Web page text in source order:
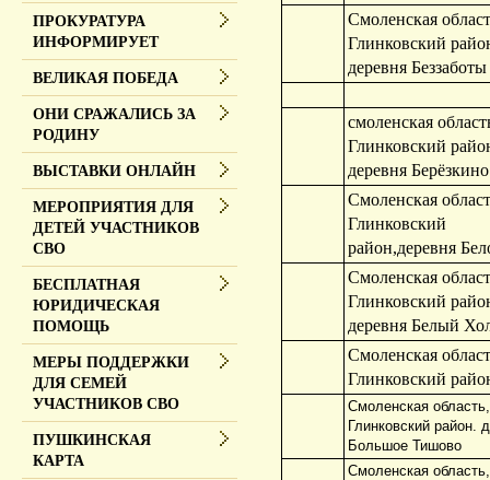
Смоленская
Глинковский
деревня Беззаботы
смоленская
Глинковский
деревня Берёзкино
Смоленская
Глинковский
район,деревня
Смоленская
Глинковский
деревня Белый
Смоленская
Глинковский
Смоленская область,
Глинковский район.
Большое Тишово
Смоленская область,
ПРОКУРАТУРА
ИНФОРМИРУЕТ
ВЕЛИКАЯ ПОБЕДА
ОНИ СРАЖАЛИСЬ ЗА
РОДИНУ
ВЫСТАВКИ ОНЛАЙН
МЕРОПРИЯТИЯ ДЛЯ
ДЕТЕЙ УЧАСТНИКОВ
СВО
БЕСПЛАТНАЯ
ЮРИДИЧЕСКАЯ
ПОМОЩЬ
МЕРЫ ПОДДЕРЖКИ
ДЛЯ СЕМЕЙ
УЧАСТНИКОВ СВО
ПУШКИНСКАЯ
КАРТА